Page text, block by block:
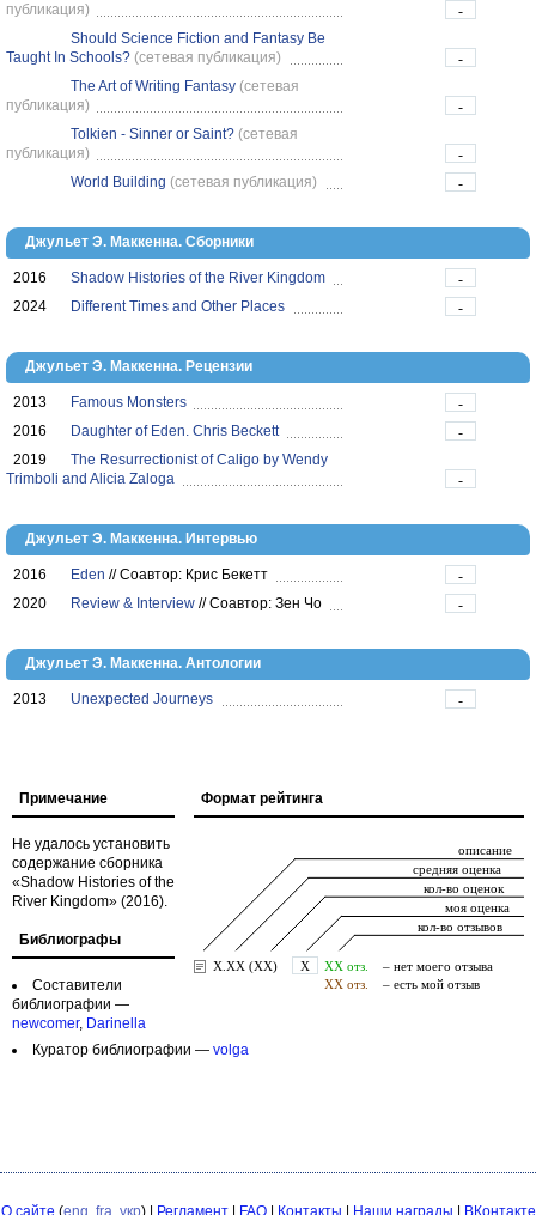
публикация)
-
Should Science Fiction and Fantasy Be
Taught In Schools? (сетевая публикация)
-
The Art of Writing Fantasy (сетевая
публикация)
-
Tolkien - Sinner or Saint? (сетевая
публикация)
-
World Building (сетевая публикация) -
Джульет Э. Маккенна. Сборники
2016 Shadow Histories of the River Kingdom
-
2024
Different Times and Other Places -
Джульет Э. Маккенна. Рецензии
2013 Famous Monsters
-
2016
Daughter of Eden. Chris Beckett
-
2019
The Resurrectionist of Caligo by Wendy
Trimboli and Alicia Zaloga
-
Джульет Э. Маккенна. Интервью
2016 Eden //Соавтор: Крис Бекетт
-
2020
Review & Interview //Соавтор: Зен Чо -
Джульет Э. Маккенна. Антологии
2013 Unexpected Journeys -
Формат рейтинга
Примечание
Не удалось установить
содержание сборника
«Shadow Histories of the
River Kingdom» (2016).
Библиографы
Составители
библиографии —
newcomer, Darinella
Куратор библиографии — volga
О сайте (eng fra укр) | Регламент| FAQ| Контакты Наши награды ВКонтакте